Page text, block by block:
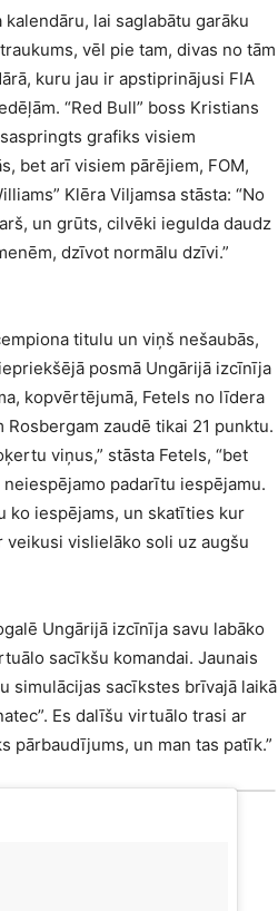
lai saglabātu garāku
vēl pie tam, divas no tām
kuru jau ir apstiprinājusi FIA
“Red Bull” boss Kristians
grafiks visiem
bet arī visiem pārējiem, FOM,
Klēra Viljamsa stāsta: “No
un grūts, cilvēki iegulda daudz
dzīvot normālu dzīvi.”
titulu un viņš nešaubās,
posmā Ungārijā izcīnīja
kopvērtējumā, Fetels no līdera
zaudē tikai 21 punktu.
viņus,” stāsta Fetels, “bet
padarītu iespējamu.
ko iespējams, un skatīties kur
veikusi vislielāko soli uz augšu
Ungārijā izcīnīja savu labāko
sacīkšu komandai. Jaunais
simulācijas sacīkstes brīvajā laikā
Es dalīšu virtuālo trasi ar
pārbaudījums, un man tas patīk.”